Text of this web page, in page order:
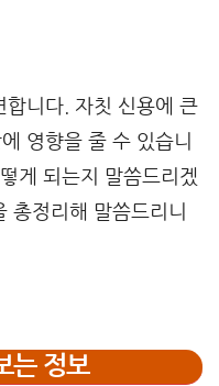
합니다. 자칫 신용에 큰
영향을 줄 수 있습니
게 되는지 말씀드리겠
총정리해 말씀드리니
는 정보